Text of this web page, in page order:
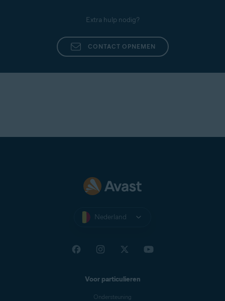
Extra hulp nodig?
CONTACT OPNEMEN
Nederland
Voor particulieren
Ondersteuning